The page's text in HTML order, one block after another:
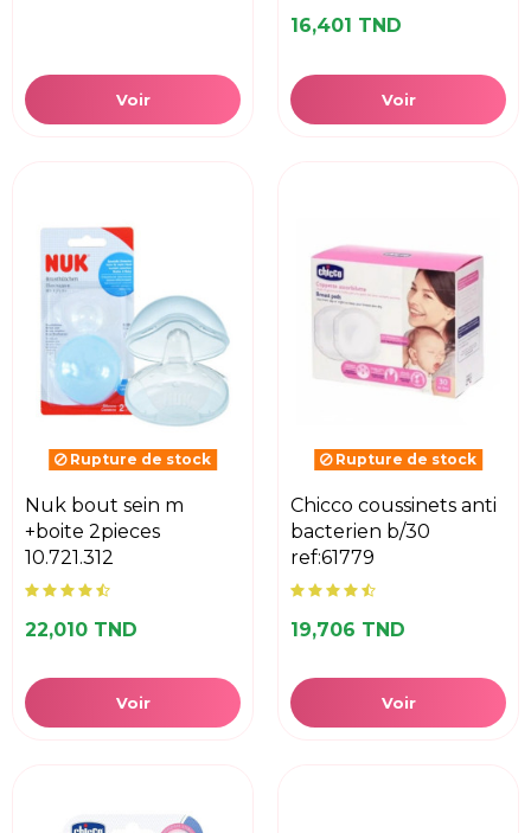
Voir
16,401 TND
Voir
Rupture de stock
nuk bout sein m
+boite 2pieces
10.721.312
22,010 TND
Voir
Rupture de stock
chicco coussinets anti
bacterien b/30
ref:61779
19,706 TND
Voir